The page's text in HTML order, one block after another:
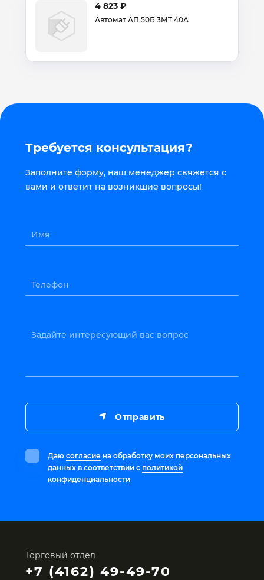
4 823 ₽
Автомат АП 50Б 3МТ 40А
Требуется консультация?
Заполните форму, наш менеджер свяжется с
вами и ответит на возникшие вопросы!
Имя
Телефон
Задайте интересующий вас вопрос
Даю согласие на обработку моих персональных
данных в соответствии с политикой
конфиденциальности
Отправить
Торговый отдел
+7 (4162) 49-49-70